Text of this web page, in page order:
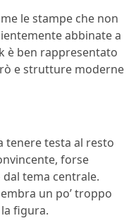
le stampe che non
abbinate a
è ben rappresentato
e strutture moderne
tenere testa al resto
forse
tema centrale.
un po’ troppo
figura.